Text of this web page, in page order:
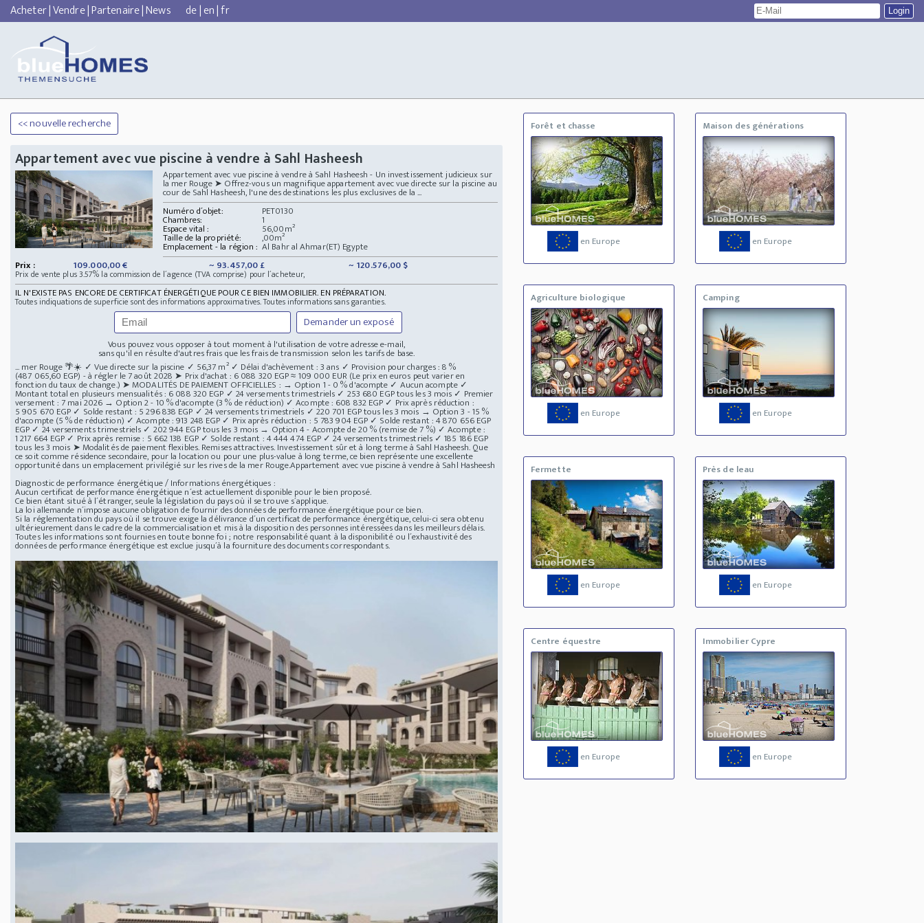
Acheter|Vendre|Partenaire|News de|en|fr
<< nouvelle recherche
Appartement avec vue piscine à vendre à Sahl Hasheesh
Appartement avec vue piscine à vendre à Sahl Hasheesh - Un investissement judicieux sur
la mer Rouge ➤ Offrez-vous un magnifique appartement avec vue directe sur la piscine au
cour de Sahl Hasheesh, l'une des destinations les plus exclusives de la ...
Numéro d´objet:
PET0130
Chambres: 1
Espace vital : 56,00m²
Taille de la propriété: ,00m²
Emplacement - la région : Al Bahr al Ahmar(ET) Egypte
Prix :
109.000,00 € ~ 93.457,00 £ ~ 120.576,00 $
Prix de vente plus 3.57% la commission de l´agence (TVA comprise) pour l´acheteur,
IL N'EXISTE PAS ENCORE DE CERTIFICAT ÉNERGÉTIQUE POUR CE BIEN IMMOBILIER. EN PRÉPARATION.
Toutes indiquations de superficie sont des informations approximatives. Toutes informations sans garanties.
Demander un exposé
Vous pouvez vous opposer à tout moment à l'utilisation de votre adresse e-mail,
sans qu'il en résulte d'autres frais que les frais de transmission selon les tarifs de base.
... mer Rouge 🌴☀️ ✓ Vue directe sur la piscine ✓ 56,37 m² ✓ Délai d'achèvement : 3 ans ✓ Provision pour charges : 8 %
(487 065,60 EGP) - à régler le 7 août 2028 ➤ Prix d'achat : 6 088 320 EGP ≈ 109 000 EUR (Le prix en euros peut varier en
fonction du taux de change.) ➤ MODALITÉS DE PAIEMENT OFFICIELLES : → Option 1 - 0 % d'acompte ✓ Aucun acompte ✓
Montant total en plusieurs mensualités : 6 088 320 EGP ✓ 24 versements trimestriels ✓ 253 680 EGP tous les 3 mois ✓ Premier
versement : 7 mai 2026 → Option 2 - 10 % d'acompte (3 % de réduction) ✓ Acompte : 608 832 EGP ✓ Prix après réduction :
5 905 670 EGP ✓ Solde restant : 5 296 838 EGP ✓ 24 versements trimestriels ✓ 220 701 EGP tous les 3 mois → Option 3 - 15 %
d'acompte (5 % de réduction) ✓ Acompte : 913 248 EGP ✓ Prix après réduction : 5 783 904 EGP ✓ Solde restant : 4 870 656 EGP
EGP ✓ 24 versements trimestriels ✓ 202 944 EGP tous les 3 mois → Option 4 - Acompte de 20 % (remise de 7 %) ✓ Acompte :
1 217 664 EGP ✓ Prix après remise : 5 662 138 EGP ✓ Solde restant : 4 444 474 EGP ✓ 24 versements trimestriels ✓ 185 186 EGP
tous les 3 mois ➤ Modalités de paiement flexibles. Remises attractives. Investissement sûr et à long terme à Sahl Hasheesh. Que
ce soit comme résidence secondaire, pour la location ou pour une plus-value à long terme, ce bien représente une excellente
opportunité dans un emplacement privilégié sur les rives de la mer Rouge.Appartement avec vue piscine à vendre à Sahl Hasheesh
Diagnostic de performance énergétique / Informations énergétiques :
Aucun certificat de performance énergétique n´est actuellement disponible pour le bien proposé.
Ce bien étant situé à l´étranger, seule la législation du pays où il se trouve s´applique.
La loi allemande n´impose aucune obligation de fournir des données de performance énergétique pour ce bien.
Si la réglementation du pays où il se trouve exige la délivrance d´un certificat de performance énergétique, celui-ci sera obtenu
ultérieurement dans le cadre de la commercialisation et mis à la disposition des personnes intéressées dans les meilleurs délais.
Toutes les informations sont fournies en toute bonne foi ; notre responsabilité quant à la disponibilité ou l´exhaustivité des
données de performance énergétique est exclue jusqu´à la fourniture des documents correspondants.
Forêt et chasse
en Europe
Maison des générations
en Europe
Agriculture biologique
en Europe
Camping
en Europe
Fermette
en Europe
Près de leau
en Europe
Centre équestre
en Europe
Immobilier Cypre
en Europe